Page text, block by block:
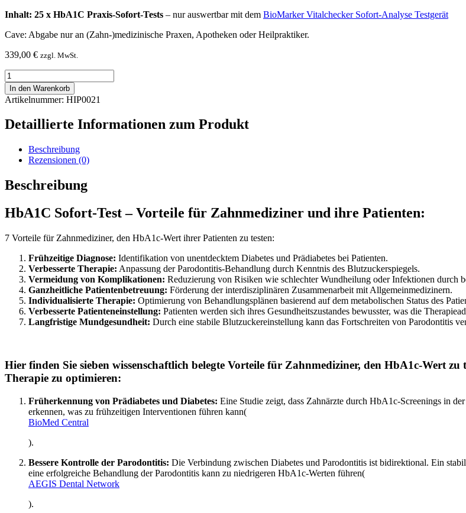
Inhalt: 25 x HbA1C Praxis-Sofort-Tests – nur auswertbar mit dem BioMarker Vitalchecker Sofort-Analyse Testgerät
Cave: Abgabe nur an (Zahn-)medizinische Praxen, Apotheken oder Heilpraktiker.
339,00 € zzgl. MwSt.
HbA1C
(Blutzucker)
Praxis-
Sofort-
(25
Menge
In den Warenkorb
Artikelnummer: HIP0021
Detaillierte Informationen zum Produkt
Beschreibung
Rezensionen (0)
Beschreibung
HbA1C Sofort-Test – Vorteile für Zahnmediziner und ihre Patienten:
7 Vorteile für Zahnmediziner, den HbA1c-Wert ihrer Patienten zu testen:
Frühzeitige Diagnose: Identifikation von unentdecktem Diabetes und Prädiabetes bei Patienten.
Verbesserte Therapie: Anpassung der Parodontitis-Behandlung durch Kenntnis des Blutzuckerspiegels.
Vermeidung von Komplikationen: Reduzierung von Risiken wie schlechter Wundheilung oder Infektionen durch
Ganzheitliche Patientenbetreuung: Förderung der interdisziplinären Zusammenarbeit mit Allgemeinmedizinern.
Individualisierte Therapie: Optimierung von Behandlungsplänen basierend auf dem metabolischen Status des
Verbesserte Patienteneinstellung: Patienten werden sich ihres Gesundheitszustandes bewusster, was die
Langfristige Mundgesundheit: Durch eine stabile Blutzuckereinstellung kann das Fortschreiten von Parodontitis
Hier finden Sie sieben wissenschaftlich belegte Vorteile für Zahnmediziner, den HbA1c-Wert
Therapie zu optimieren:
Früherkennung von Prädiabetes und Diabetes: Eine Studie zeigt, dass Zahnärzte durch HbA1c-Screenings in
erkennen, was zu frühzeitigen Interventionen führen kann​(
BioMed Central
).
Bessere Kontrolle der Parodontitis: Die Verbindung zwischen Diabetes und Parodontitis ist bidirektional. Ein
eine erfolgreiche Behandlung der Parodontitis kann zu niedrigeren HbA1c-Werten führen​(
AEGIS Dental Network
).